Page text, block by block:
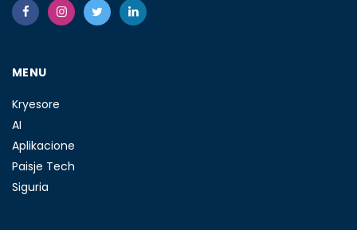
MENU
Kryesore
AI
Aplikacione
Paisje Tech
Siguria